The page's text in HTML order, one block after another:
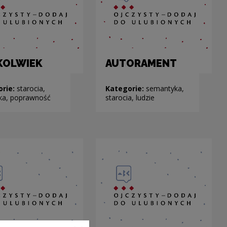
starocia,
poprawność
AUTORAMENT
Kategorie: semantyka,
starocia, ludzie